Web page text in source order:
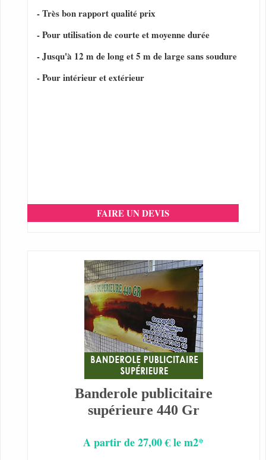
- Très bon rapport qualité prix
- Pour utilisation de courte et moyenne durée
- Jusqu'à 12 m de long et 5 m de large sans soudure
- Pour intérieur et extérieur
FAIRE UN DEVIS
Banderole publicitaire
supérieure 440 Gr
A partir de 27,00 € le m2*